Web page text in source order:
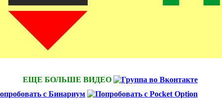
ЕЩЕ БОЛЬШЕ ВИДЕО